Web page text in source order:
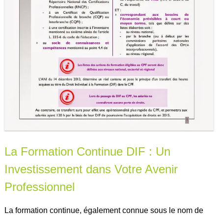
La Formation Continue DIF : Un
Investissement dans Votre Avenir
Professionnel
La formation continue, également connue sous le nom de